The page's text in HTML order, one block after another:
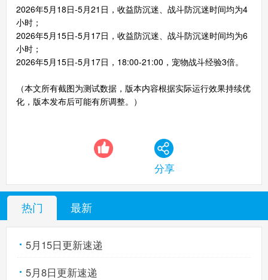
2026年5月18日-5月21日，收益防沉迷、战斗防沉迷时间均为4
小时；
2026年5月15日-5月17日，收益防沉迷、战斗防沉迷时间均为6
小时；
2026年5月15日-5月17日，18:00-21:00，宠物战斗经验3倍。
（本文所有截图为测试数据，版本内容根据实际运行效果持续优
化，版本发布后可能有所调整。）
分享
热门 最新
5月15日更新速递
5月8日更新速递